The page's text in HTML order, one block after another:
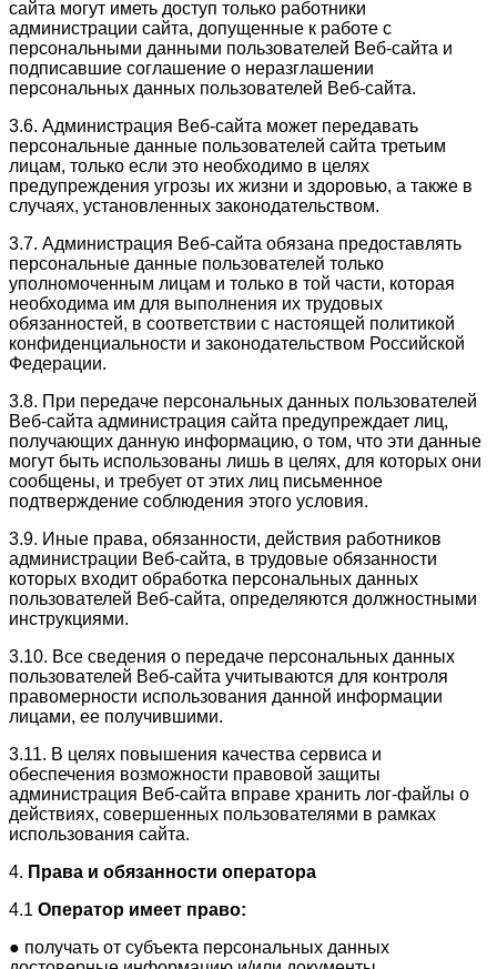
сайта могут иметь доступ только работники
администрации сайта, допущенные к работе с
персональными данными пользователей Веб-сайта и
подписавшие соглашение о неразглашении
персональных данных пользователей Веб-сайта.
3.6. Администрация Веб-сайта может передавать
персональные данные пользователей сайта третьим
лицам, только если это необходимо в целях
предупреждения угрозы их жизни и здоровью, а также в
случаях, установленных законодательством.
3.7. Администрация Веб-сайта обязана предоставлять
персональные данные пользователей только
уполномоченным лицам и только в той части, которая
необходима им для выполнения их трудовых
обязанностей, в соответствии с настоящей политикой
конфиденциальности и законодательством Российской
Федерации.
3.8. При передаче персональных данных пользователей
Веб-сайта администрация сайта предупреждает лиц,
получающих данную информацию, о том, что эти данные
могут быть использованы лишь в целях, для которых они
сообщены, и требует от этих лиц письменное
подтверждение соблюдения этого условия.
3.9. Иные права, обязанности, действия работников
администрации Веб-сайта, в трудовые обязанности
которых входит обработка персональных данных
пользователей Веб-сайта, определяются должностными
инструкциями.
3.10. Все сведения о передаче персональных данных
пользователей Веб-сайта учитываются для контроля
правомерности использования данной информации
лицами, ее получившими.
3.11. В целях повышения качества сервиса и
обеспечения возможности правовой защиты
администрация Веб-сайта вправе хранить лог-файлы о
действиях, совершенных пользователями в рамках
использования сайта.
4. Права и обязанности оператора
4.1 Оператор имеет право:
● получать от субъекта персональных данных